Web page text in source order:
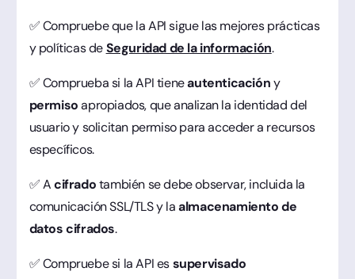
✅ Compruebe que la API sigue las mejores prácticas
y políticas deSeguridad de la información.
✅ Comprueba si la API tieneautenticacióny
permisoapropiados, que analizan la identidad del
usuario y solicitan permiso para acceder a recursos
específicos.
✅ Acifradotambién se debe observar, incluida la
comunicación SSL/TLS y laalmacenamiento de
datos cifrados.
✅ Compruebe si la API essupervisado